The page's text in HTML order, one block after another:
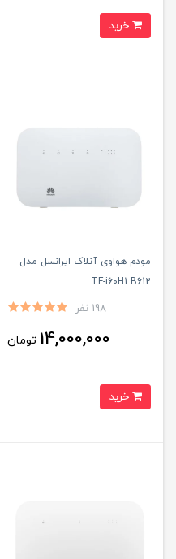
مودم هواوی آنلاک ایرانسل مدل
TF-i60H1 B612
198 نفر
14,000,000 تومان